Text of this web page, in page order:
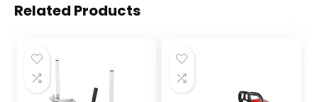
Related Products